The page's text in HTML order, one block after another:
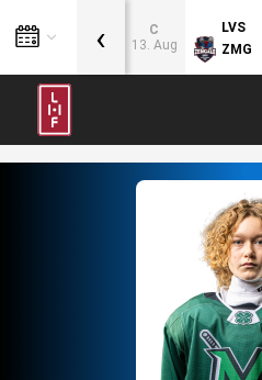
C
13. Aug
LVS
ZMG
‹